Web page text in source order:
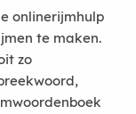
onlinerijmhulp
te maken.
zo